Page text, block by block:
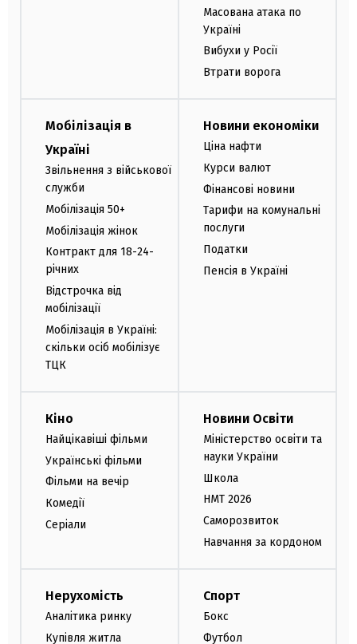
Масована атака по
Україні
Вибухи у Росії
Втрати ворога
Мобілізація в
Україні
Звільнення з військової
служби
Мобілізація 50+
Мобілізація жінок
Контракт для 18-24-
річних
Відстрочка від
мобілізації
Мобілізація в Україні:
скільки осіб мобілізує
ТЦК
Новини економіки
Ціна нафти
Курси валют
Фінансові новини
Тарифи на комунальні
послуги
Податки
Пенсія в Україні
Кіно
Найцікавіші фільми
Українські фільми
Фільми на вечір
Комедії
Серіали
Новини Освіти
Міністерство освіти та
науки України
Школа
НМТ 2026
Саморозвиток
Навчання за кордоном
Нерухомість
Аналітика ринку
Купівля житла
Спорт
Бокс
Футбол